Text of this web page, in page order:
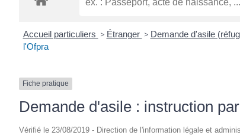
Accueil particuliers > Étranger > Demande d'asile
l'Ofpra
Fiche pratique
Demande d'asile : instruction
Vérifié le 23/08/2019 - Direction de l'information légale et